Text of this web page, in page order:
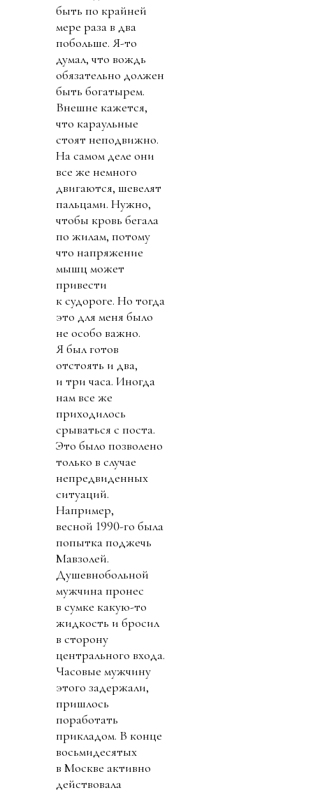
быть по крайней
мере раза в два
побольше. Я-то
думал, что вождь
обязательно должен
быть богатырем.
Внешне кажется,
что караульные
стоят неподвижно.
На самом деле они
все же немного
двигаются, шевелят
пальцами. Нужно,
чтобы кровь бегала
по жилам, потому
что напряжение
мышц может
привести
к судороге. Но тогда
это для меня было
не особо важно.
Я был готов
отстоять и два,
и три часа. Иногда
нам все же
приходилось
срываться с поста.
Это было позволено
только в случае
непредвиденных
ситуаций.
Например,
весной 1990-го была
попытка поджечь
Мавзолей.
Душевнобольной
мужчина пронес
в сумке какую-то
жидкость и бросил
в сторону
центрального входа.
Часовые мужчину
этого задержали,
пришлось
поработать
прикладом. В конце
восьмидесятых
в Москве активно
действовала